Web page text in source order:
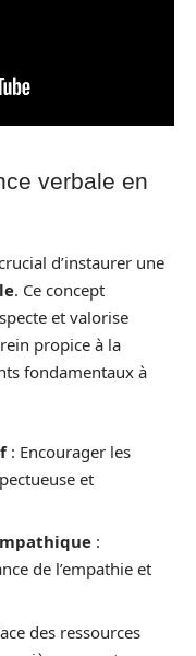
verbale en
d’instaurer une
. Ce concept
et valorise
propice à la
fondamentaux à
: Encourager les
et
:
de l’empathie et
des ressources